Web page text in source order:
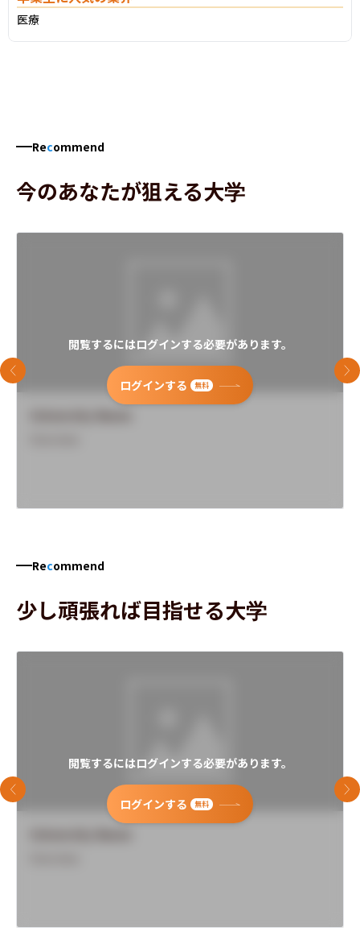
医療
Recommend
今のあなたが狙える大学
閲覧するにはログインする必要があります。
ログインする 無料
前のスライド 次
Recommend
少し頑張れば目指せる大学
閲覧するにはログインする必要があります。
ログインする 無料
前のスライド 次